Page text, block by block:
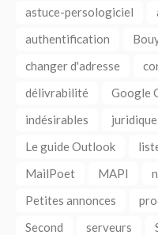
astuce-persologiciel
authentification
changer d'adresse
délivrabilité
Google
indésirables
juridique
Le guide Outlook
MailPoet
MAPI
Petites annonces
Second
serveurs